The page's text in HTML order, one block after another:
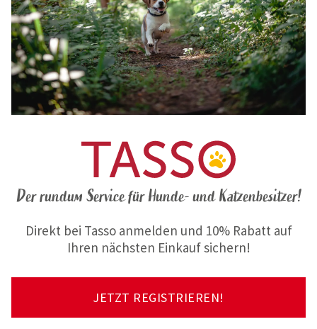
Der rundum Service für Hunde- und Katzenbesitzer!
Direkt bei Tasso anmelden und 10% Rabatt auf
Ihren nächsten Einkauf sichern!
JETZT REGISTRIEREN!